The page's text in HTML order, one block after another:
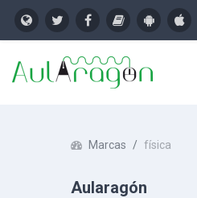
Marcas física
Aularagón